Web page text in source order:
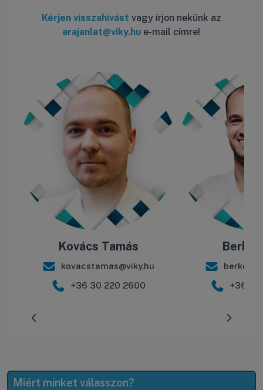
Kérjen visszahívást vagy írjon nekünk az
arajanlat@viky.hu e-mail címre!
Kovács Tamás
kovacstamas@viky.hu
+36 30 220 2600
Berke
+36 30
Miért minket válasszon?